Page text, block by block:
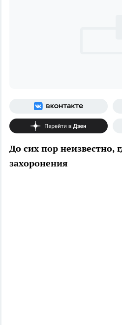
До сих пор неизвестно,
захоронения